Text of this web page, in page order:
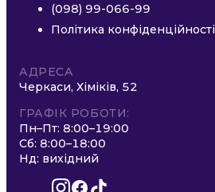
(098) 99-066-99
Політика конфіденційності
АДРЕСА
Черкаси, Хіміків, 52
ГРАФІК РОБОТИ:
Пн–Пт: 8:00–19:00
Сб: 8:00–18:00
Нд: вихідний